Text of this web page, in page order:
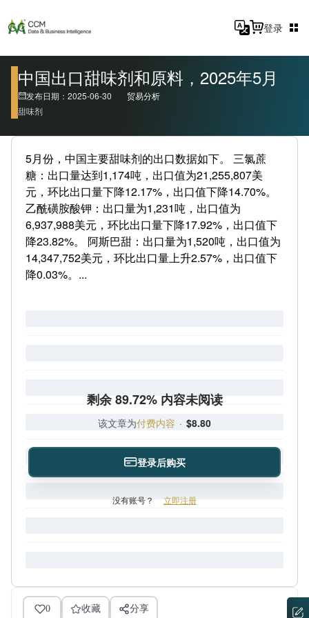
登录
中国出口甜味剂和原料，2025年5月
发布日期：2025-06-30
贸易分析
甜味剂
5月份，中国主要甜味剂的出口数据如下。 三氯蔗
糖：出口量达到1,174吨，出口值为21,255,807美
元，环比出口量下降12.17%，出口值下降14.70%。
乙酰磺胺酸钾：出口量为1,231吨，出口值为
6,937,988美元，环比出口量下降17.92%，出口值下
降23.82%。 阿斯巴甜：出口量为1,520吨，出口值为
14,347,752美元，环比出口量上升2.57%，出口值下
降0.03%。...
剩余 89.72% 内容未阅读
该文章为付费内容 · $8.80
登录后购买
没有账号？ 立即注册
0 收藏 分享